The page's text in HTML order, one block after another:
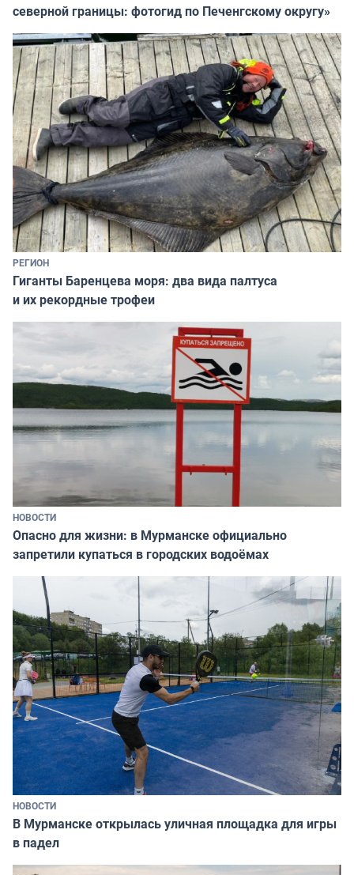
северной границы: фотогид по Печенгскому округу»
РЕГИОН
Гиганты Баренцева моря: два вида палтуса
и их рекордные трофеи
НОВОСТИ
Опасно для жизни: в Мурманске официально
запретили купаться в городских водоёмах
НОВОСТИ
В Мурманске открылась уличная площадка для игры
в падел